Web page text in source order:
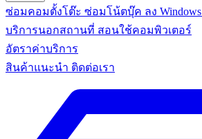
ซ่อมคอมตั้งโต๊ะ ซ่อมโน้ตบุ๊ค ลง Windows
บริการนอกสถานที่ สอนใช้คอมพิวเตอร์
อัตราค่าบริการ
สินค้าแนะนำ ติดต่อเรา